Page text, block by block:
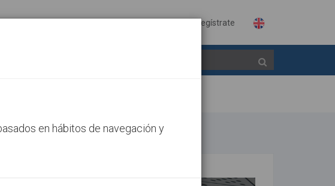
Regístrate
en hábitos de navegación y